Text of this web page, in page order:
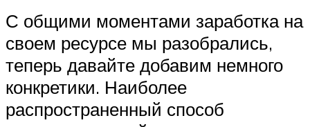
С общими моментами заработка на
своем ресурсе мы разобрались,
теперь давайте добавим немного
конкретики. Наиболее
распространенный способ